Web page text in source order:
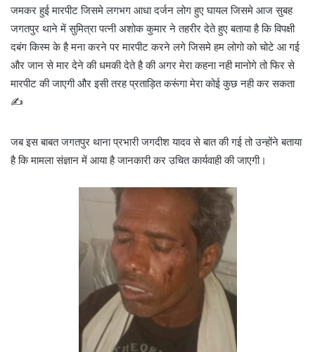
जमकर हुई मारपीट जिसमे लगभग आधा दर्जन लोग हुए घायल जिसमे आज सुबह
जगतपुर थाने में सुमित्रा पत्नी अशोक कुमार ने तहरीर देते हुए बताया है कि विपक्षी
दबंग किस्म के है मना करने पर मारपीट करने लगे जिसमे हम लोगो को चोटे आ गई
और जान से मार देने की धमकी देते है की अगर मेरा कहना नही मानोगे तो फिर से
मारपीट की जाएगी और इसी तरह प्रताड़ित करूंगा मेरा कोई कुछ नही कर सकता
✍️
जब इस बाबत जगतपुर थाना प्रभारी जगदीश यादव से बात की गई तो उन्होंने बताया
है कि मामला संज्ञान में आया है जानकारी कर उचित कार्यवाही की जाएगी।